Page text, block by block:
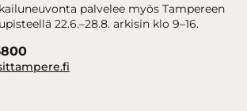
palvelee myös Tampereen
22.6.–28.8. arkisin klo 9–16.